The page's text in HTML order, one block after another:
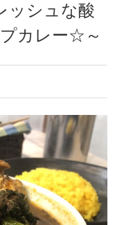
ッシュな酸
カレー☆～